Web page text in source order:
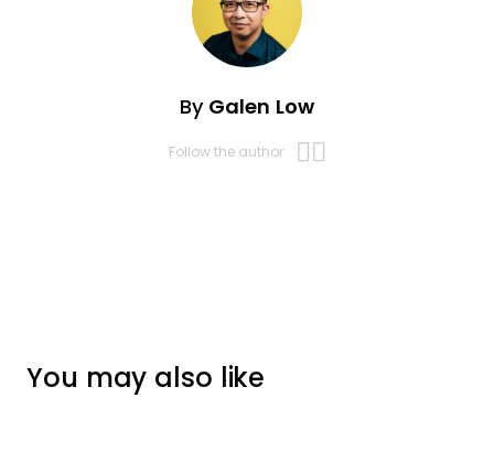
By Galen Low
Follow the author: Opens new
You may also like